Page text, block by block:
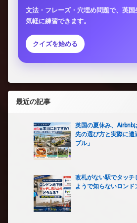
文法・フレーズ・穴埋め問題で、英
気軽に練習できます。
クイズを始める
最近の記事
英国の夏休み、Airbnb
先の選び方と実際に遭
ブル」
改札がない駅でタッチ
ようで知らないロンド